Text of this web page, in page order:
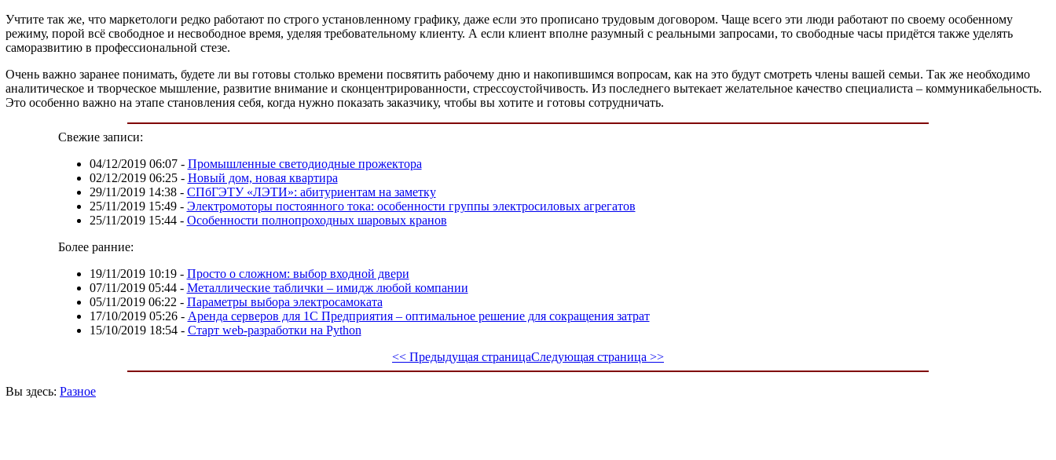
Учтите так же, что маркетологи редко работают по строго установленному графику, даже если это прописано трудовым договором. Чаще всего эти люди работают по своему особенному
режиму, порой всё свободное и несвободное время, уделяя требовательному клиенту. А если клиент вполне разумный с реальными запросами, то свободные часы придётся также уделять
саморазвитию в профессиональной стезе.
Очень важно заранее понимать, будете ли вы готовы столько времени посвятить рабочему дню и накопившимся вопросам, как на это будут смотреть члены вашей семьи. Так же необходимо
аналитическое и творческое мышление, развитие внимание и сконцентрированности, стрессоустойчивость. Из последнего вытекает желательное качество специалиста – коммуникабельность.
Это особенно важно на этапе становления себя, когда нужно показать заказчику, чтобы вы хотите и готовы сотрудничать.
Свежие записи:
04/12/2019 06:07- Промышленные светодиодные прожектора
02/12/2019 06:25- Новый дом, новая квартира
29/11/2019 14:38- СПбГЭТУ «ЛЭТИ»: абитуриентам на заметку
25/11/2019 15:49- Электромоторы постоянного тока: особенности группы электросиловых агрегатов
25/11/2019 15:44- Особенности полнопроходных шаровых кранов
Более ранние:
19/11/2019 10:19- Просто о сложном: выбор входной двери
07/11/2019 05:44- Металлические таблички – имидж любой компании
05/11/2019 06:22 - Параметры выбора электросамоката
17/10/2019 05:26- Аренда серверов для 1С Предприятия – оптимальное решение для сокращения затрат
15/10/2019 18:54- Старт web-разработки на Python
<< Предыдущая страницаСледующая страница >>
Вы здесь: Разное